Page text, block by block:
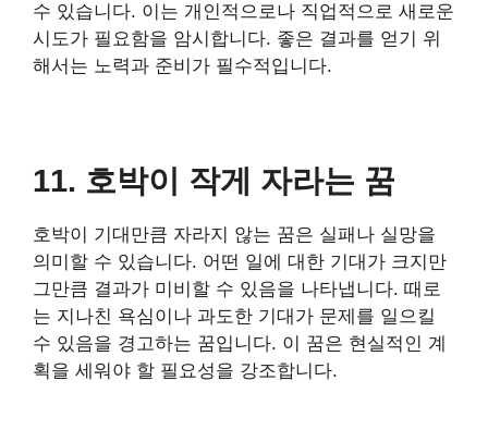
수 있습니다. 이는 개인적으로나 직업적으로 새로운
시도가 필요함을 암시합니다. 좋은 결과를 얻기 위
해서는 노력과 준비가 필수적입니다.
11. 호박이 작게 자라는 꿈
호박이 기대만큼 자라지 않는 꿈은 실패나 실망을
의미할 수 있습니다. 어떤 일에 대한 기대가 크지만
그만큼 결과가 미비할 수 있음을 나타냅니다. 때로
는 지나친 욕심이나 과도한 기대가 문제를 일으킬
수 있음을 경고하는 꿈입니다. 이 꿈은 현실적인 계
획을 세워야 할 필요성을 강조합니다.